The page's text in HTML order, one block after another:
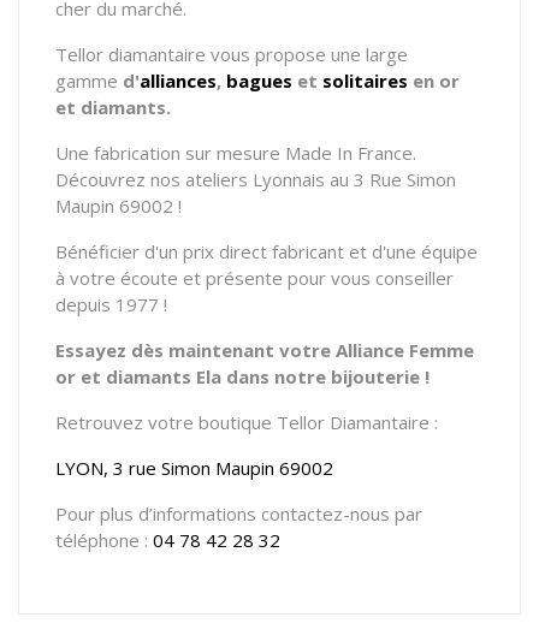
cher du marché.
Tellor diamantaire vous propose une large
gamme d'alliances, bagues et solitaires en or
et diamants.
Une fabrication sur mesure Made In France.
Découvrez nos ateliers Lyonnais au 3 Rue Simon
Maupin 69002 !
Bénéficier d'un prix direct fabricant et d'une équipe
à votre écoute et présente pour vous conseiller
depuis 1977 !
Essayez dès maintenant votre Alliance Femme
or et diamants Ela dans notre bijouterie !
Retrouvez votre boutique Tellor Diamantaire :
LYON, 3 rue Simon Maupin 69002
Pour plus d’informations contactez-nous par
téléphone : 04 78 42 28 32